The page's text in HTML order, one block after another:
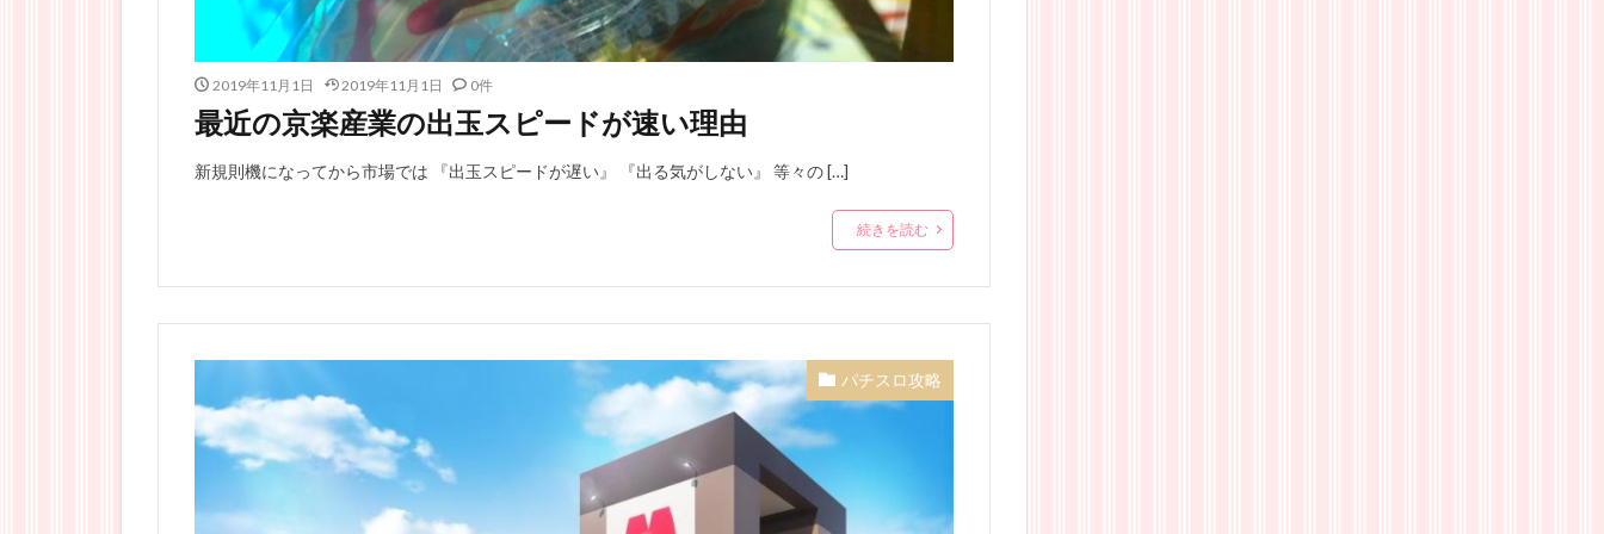
2019年11月1日 2019年11月1日 0件
最近の京楽産業の出玉スピードが速い理由
新規則機になってから市場では 『出玉スピードが遅い』 『出る気がしない』 等々の […]
続きを読む
パチスロ攻略